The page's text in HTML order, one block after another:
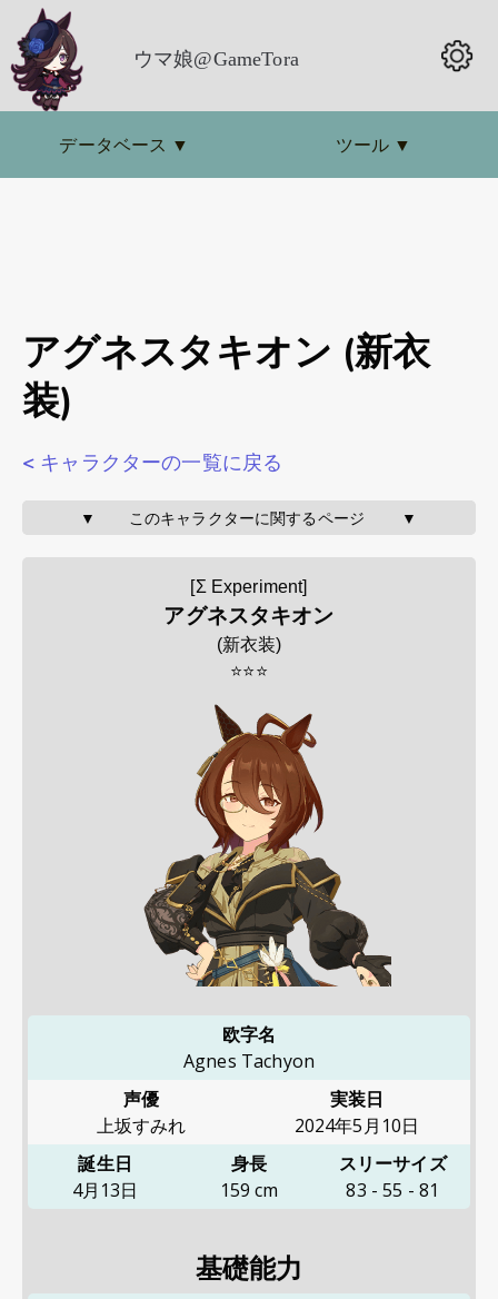
ウマ娘@GameTora
データベース ▼ ツール ▼
アグネスタキオン (新衣
装)
< キャラクターの一覧に戻る
▼       このキャラクターに関するページ        ▼
[Σ Experiment]
アグネスタキオン
(新衣装)
⭐⭐⭐
欧字名
Agnes Tachyon
声優
上坂すみれ
実装日
2024年5月10日
誕生日
4月13日
身長
159 cm
スリーサイズ
83 -55 - 81
基礎能力